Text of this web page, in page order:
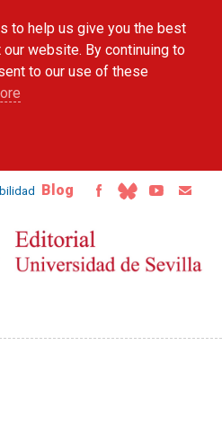
to help us give you the best
website. By continuing to
to our use of these
Blog